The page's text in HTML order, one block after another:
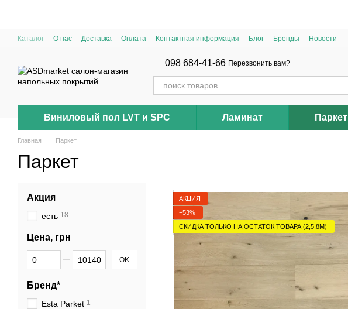
Каталог О нас Доставка Оплата Контактная информация Блог Бренды Новости
098 684-41-66 Перезвонить вам?
Виниловый пол LVT и SPC Ламинат Паркет
Главная Паркет
Паркет
АКЦИЯ
−53%
СКИДКА ТОЛЬКО НА ОСТАТОК ТОВАРА (2,5,8М)
Акция
есть 18
Цена, грн
От Цена, грн
До Цена, грн OK
Бренд*
Esta Parket 1